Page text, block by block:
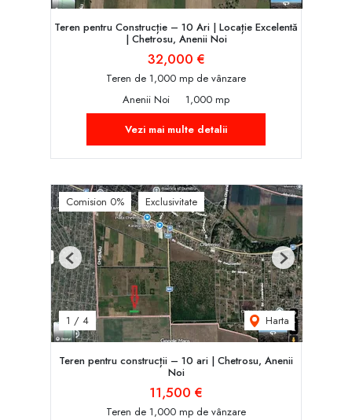
Teren pentru Construcție – 10 Ari | Locație Excelentă
| Chetrosu, Anenii Noi
32,000 €
Teren de 1,000 mp de vânzare
Anenii Noi
1,000 mp
Vezi mai multe detalii
Comision 0% Exclusivitate
1 / 4 Harta
Previous Next
Teren pentru construcții – 10 ari | Chetrosu, Anenii
Noi
11,500 €
Teren de 1,000 mp de vânzare